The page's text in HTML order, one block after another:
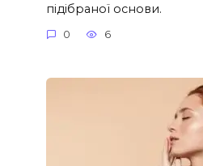
підібраної основи.
0 6